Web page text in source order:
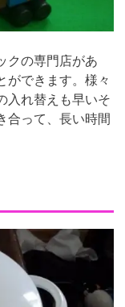
クの専門店があ
ができます。様々
入れ替えも早いそ
合って、長い時間